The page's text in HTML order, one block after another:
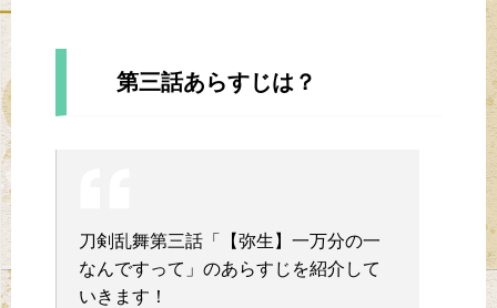
第三話あらすじは？
刀剣乱舞第三話「【弥生】一万分の一
なんですって」のあらすじを紹介して
いきます！